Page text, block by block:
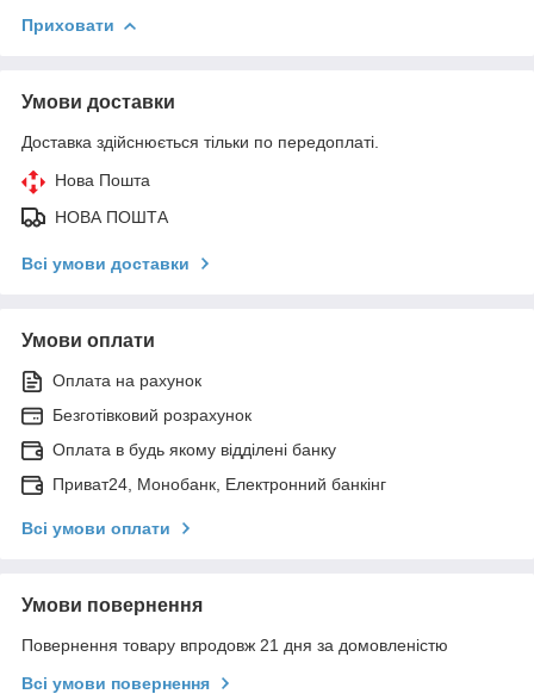
Приховати
Умови доставки
Доставка здійснюється тільки по передоплаті.
Нова Пошта
НОВА ПОШТА
Всі умови доставки
Умови оплати
Оплата на рахунок
Безготівковий розрахунок
Оплата в будь якому відділені банку
Приват24, Монобанк, Електронний банкінг
Всі умови оплати
Умови повернення
Повернення товару впродовж 21 дня за домовленістю
Всі умови повернення